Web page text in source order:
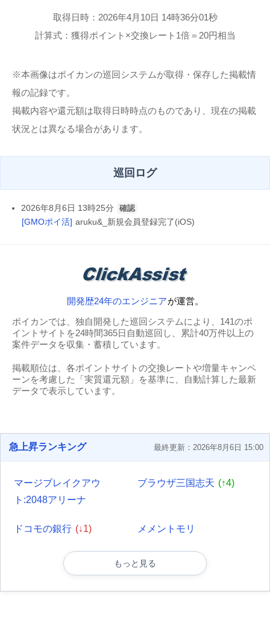
取得日時：2026年4月10日 14時36分01秒
計算式：獲得ポイント×交換レート1倍＝20円相当
※本画像はポイカンの巡回システムが取得・保存した掲載情
報の記録です。
掲載内容や還元額は取得日時時点のものであり、現在の掲載
状況とは異なる場合があります。
巡回ログ
2026年8月6日 13時25分 確認
[GMOポイ活] aruku&_新規会員登録完了(iOS)
開発歴24年のエンジニアが運営。
ポイカンでは、独自開発した巡回システムにより、141のポ
イントサイトを24時間365日自動巡回し、累計40万件以上の
案件データを収集・蓄積しています。
掲載順位は、各ポイントサイトの交換レートや増量キャンペ
ーンを考慮した「実質還元額」を基準に、自動計算した最新
データで表示しています。
急上昇ランキング 最終更新：2026年8月6日 15:00
マージブレイクアウ
ト:2048アリーナ
ブラウザ三国志天 (↑4)
ドコモの銀行 (↓1) メメントモリ
もっと見る